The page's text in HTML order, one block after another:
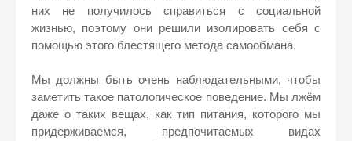
них не получилось справиться с социальной
жизнью, поэтому они решили изолировать себя с
помощью этого блестящего метода самообмана.
Мы должны быть очень наблюдательными, чтобы
заметить такое патологическое поведение. Мы лжём
даже о таких вещах, как тип питания, которого мы
придерживаемся, предпочитаемых видах